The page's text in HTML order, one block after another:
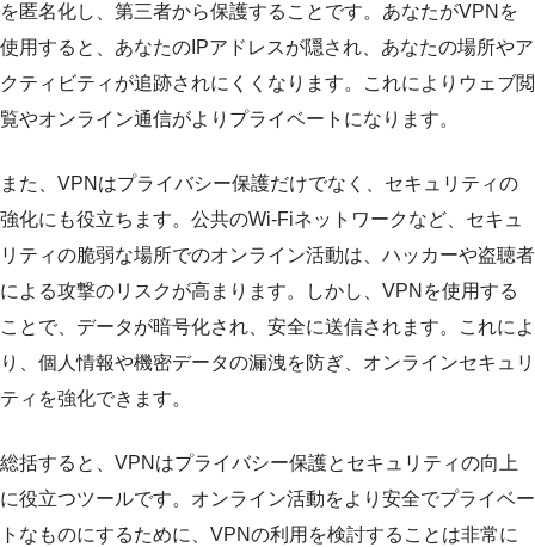
を匿名化し、第三者から保護することです。あなたがVPNを
使用すると、あなたのIPアドレスが隠され、あなたの場所やア
クティビティが追跡されにくくなります。これによりウェブ閲
覧やオンライン通信がよりプライベートになります。
また、VPNはプライバシー保護だけでなく、セキュリティの
強化にも役立ちます。公共のWi-Fiネットワークなど、セキュ
リティの脆弱な場所でのオンライン活動は、ハッカーや盗聴者
による攻撃のリスクが高まります。しかし、VPNを使用する
ことで、データが暗号化され、安全に送信されます。これによ
り、個人情報や機密データの漏洩を防ぎ、オンラインセキュリ
ティを強化できます。
総括すると、VPNはプライバシー保護とセキュリティの向上
に役立つツールです。オンライン活動をより安全でプライベー
トなものにするために、VPNの利用を検討することは非常に